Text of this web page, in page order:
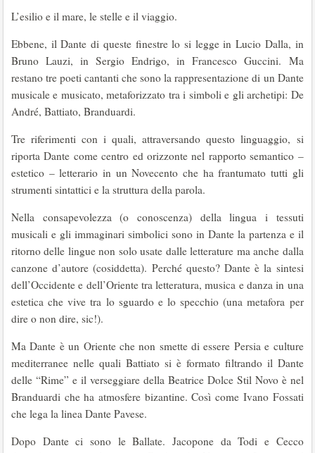
L’esilio e il mare, le stelle e il viaggio.
Ebbene, il Dante di queste finestre lo si legge in Lucio Dalla, in
Bruno Lauzi, in Sergio Endrigo, in Francesco Guccini. Ma
restano tre poeti cantanti che sono la rappresentazione di un Dante
musicale e musicato, metaforizzato tra i simboli e gli archetipi: De
André, Battiato, Branduardi.
Tre riferimenti con i quali, attraversando questo linguaggio, si
riporta Dante come centro ed orizzonte nel rapporto semantico –
estetico – letterario in un Novecento che ha frantumato tutti gli
strumenti sintattici e la struttura della parola.
Nella consapevolezza (o conoscenza) della lingua i tessuti
musicali e gli immaginari simbolici sono in Dante la partenza e il
ritorno delle lingue non solo usate dalle letterature ma anche dalla
canzone d’autore (cosiddetta). Perché questo? Dante è la sintesi
dell’Occidente e dell’Oriente tra letteratura, musica e danza in una
estetica che vive tra lo sguardo e lo specchio (una metafora per
dire o non dire, sic!).
Ma Dante è un Oriente che non smette di essere Persia e culture
mediterranee nelle quali Battiato si è formato filtrando il Dante
delle “Rime” e il verseggiare della Beatrice Dolce Stil Novo è nel
Branduardi che ha atmosfere bizantine. Così come Ivano Fossati
che lega la linea Dante Pavese.
Dopo Dante ci sono le Ballate. Jacopone da Todi e Cecco